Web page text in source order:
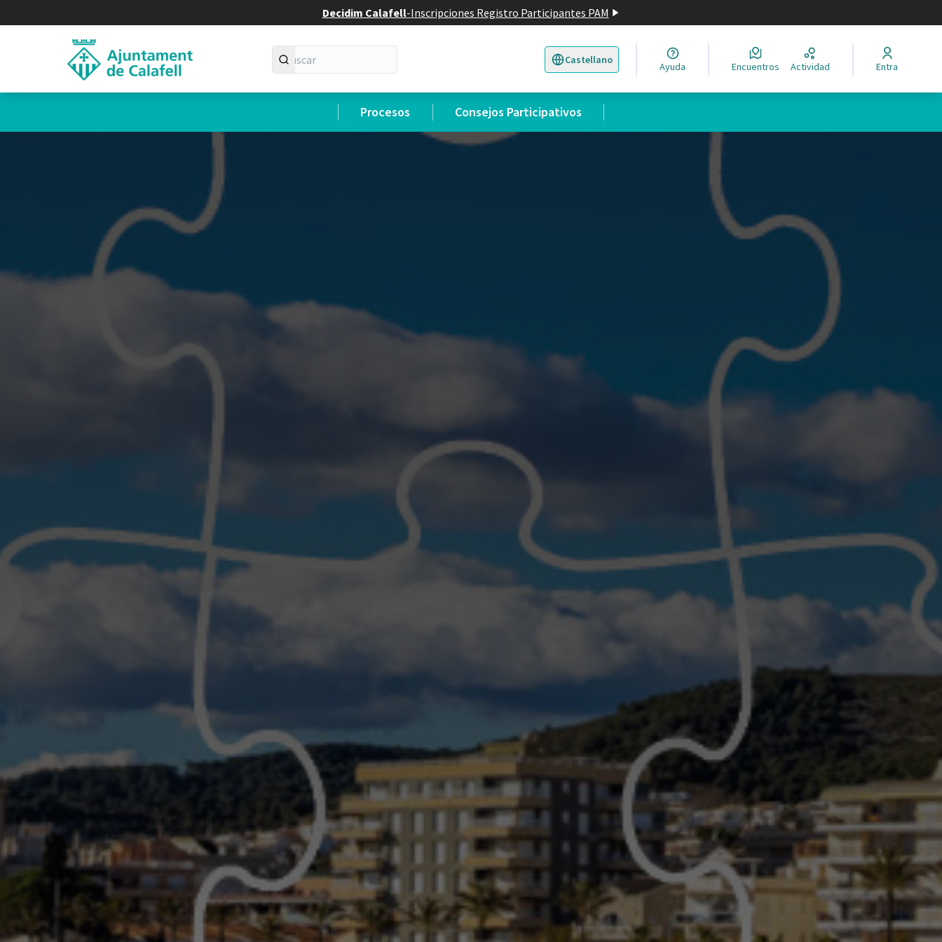
Decidim Calafell-Inscripciones Registro Participantes PAM
Castellano
Triar la llengua Elegir el idioma
Ayuda Encuentros Actividad Entra
Procesos Consejos Participativos